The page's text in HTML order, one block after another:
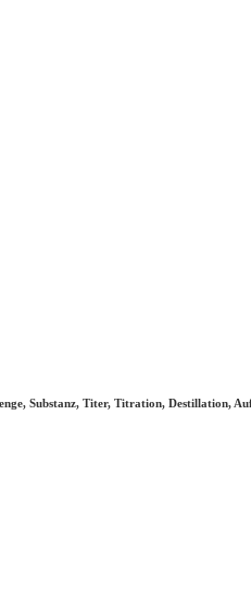
Substanz, Titer, Titration, Destillation,